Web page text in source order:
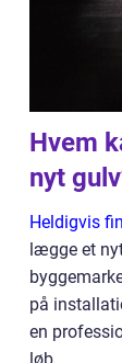
Hvem
nyt
Heldigvis
lægge et
på
en